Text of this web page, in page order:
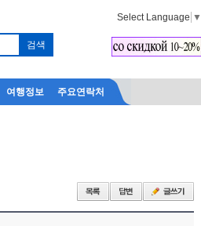
Select Language ▼
여행정보 주요연락처